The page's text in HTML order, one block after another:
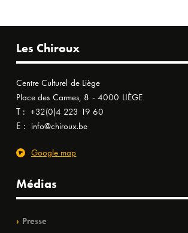
Les Chiroux
Centre Culturel de Liège
Place des Carmes, 8 - 4000 LIÈGE
T : +32(0)4 223 19 60
E : info@chiroux.be
Google map
Médias
Presse